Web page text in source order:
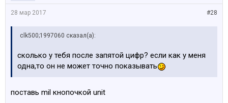
#28
28 мар 2017
clk500;1997060 сказал(а):
сколько у тебя после запятой цифр? если как у меня
одна,то он не может точно показывать
поставь mil кнопочкой unit